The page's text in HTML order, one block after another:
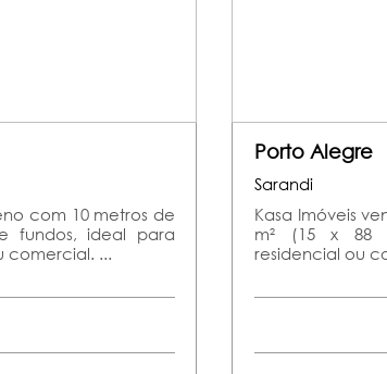
com 10 metros de
fundos, ideal para
comercial. ...
Porto Alegre
Sarandi
Kasa Imóveis
m² (15 x 88
residencial ou